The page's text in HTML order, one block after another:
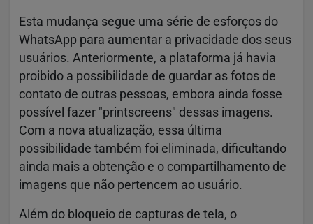
Esta mudança segue uma série de esforços do
WhatsApp para aumentar a privacidade dos seus
usuários. Anteriormente, a plataforma já havia
proibido a possibilidade de guardar as fotos de
contato de outras pessoas, embora ainda fosse
possível fazer "printscreens" dessas imagens.
Com a nova atualização, essa última
possibilidade também foi eliminada, dificultando
ainda mais a obtenção e o compartilhamento de
imagens que não pertencem ao usuário.
Além do bloqueio de capturas de tela, o